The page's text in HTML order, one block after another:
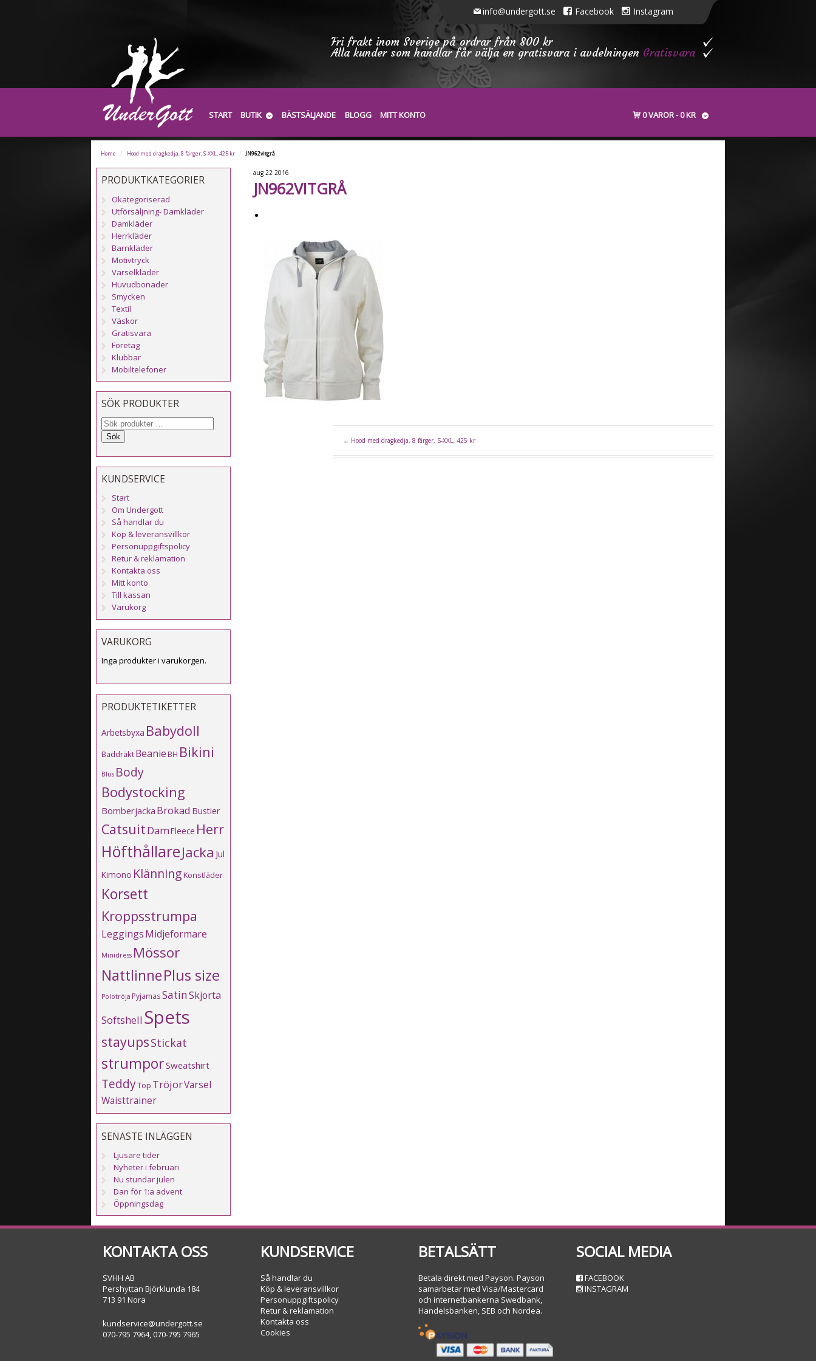
info@undergott.se Facebook Instagram
Fri frakt inom Sverige på ordrar från 800 kr
Alla kunder som handlar får välja en gratisvara i avdelningen Gratisvara
START BUTIK BÄSTSÄLJANDE BLOGG MITT KONTO 0 VAROR 0 KR
Home / Hood med dragkedja, 8 färger, S-XXL, 425 kr / JN962vitgrå
aug 22 2016
JN962VITGRÅ
← Hood med dragkedja, 8 färger, S-XXL, 425 kr
PRODUKTKATEGORIER
Okategoriserad
Utförsäljning- Damkläder
Damkläder
Herrkläder
Barnkläder
Motivtryck
Varselkläder
Huvudbonader
Smycken
Textil
Väskor
Gratisvara
Företag
Klubbar
Mobiltelefoner
SÖK PRODUKTER
Sök
KUNDSERVICE
Start
Om Undergott
Så handlar du
Köp & leveransvillkor
Personuppgiftspolicy
Retur & reklamation
Kontakta oss
Mitt konto
Till kassan
Varukorg
VARUKORG
Inga produkter i varukorgen.
PRODUKTETIKETTER
Arbetsbyxa Babydoll
BaddräktBeanieBH Bikini
Blus Body
Bodystocking
Bomberjacka Brokad Bustier
CatsuitDamFleece Herr
HöfthållareJacka Jul
Kimono KlänningKonstläder
Korsett
Kroppsstrumpa
LeggingsMidjeformare
Minidress Mössor
NattlinnePlus size
Polotröja PyjamasSatinSkjorta
Softshell Spets
stayupsStickat
strumporSweatshirt
TeddyTop TröjorVarsel
Waisttrainer
SENASTE INLÄGGEN
Ljusare tider
Nyheter i februari
Nu stundar julen
Dan för 1:a advent
Öppningsdag
KONTAKTA OSS
SVHH AB
Pershyttan Björklunda 184
713 91 Nora
kundservice@undergott.se
070-795 7964, 070-795 7965
KUNDSERVICE
Så handlar du
Köp & leveransvillkor
Personuppgiftspolicy
Retur & reklamation
Kontakta oss
Cookies
BETALSÄTT
Betala direkt med Payson. Payson
samarbetar med Visa/Mastercard
och internetbankerna Swedbank,
Handelsbanken, SEB och Nordea.
SOCIAL MEDIA
FACEBOOK
INSTAGRAM